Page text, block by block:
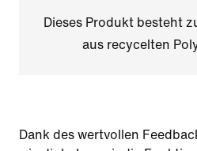
Dieses Produkt besteht
aus recycelten
Dank des wertvollen